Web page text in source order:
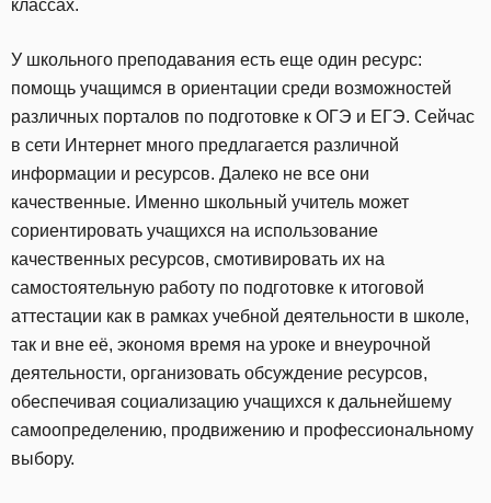
классах.
У школьного преподавания есть еще один ресурс:
помощь учащимся в ориентации среди возможностей
различных порталов по подготовке к ОГЭ и ЕГЭ. Сейчас
в сети Интернет много предлагается различной
информации и ресурсов. Далеко не все они
качественные. Именно школьный учитель может
сориентировать учащихся на использование
качественных ресурсов, смотивировать их на
самостоятельную работу по подготовке к итоговой
аттестации как в рамках учебной деятельности в школе,
так и вне её, экономя время на уроке и внеурочной
деятельности, организовать обсуждение ресурсов,
обеспечивая социализацию учащихся к дальнейшему
самоопределению, продвижению и профессиональному
выбору.